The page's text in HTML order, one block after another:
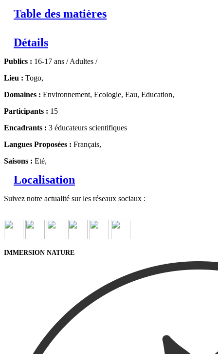
Table des matières
Détails
Publics : 16-17 ans / Adultes /
Lieu : Togo,
Domaines : Environnement, Ecologie, Eau, Education,
Participants : 15
Encadrants : 3 éducateurs scientifiques
Langues Proposées : Français,
Saisons : Eté,
Localisation
Suivez notre actualité sur les réseaux sociaux :
IMMERSION NATURE